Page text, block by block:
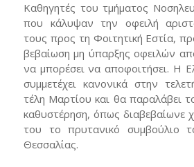
Καθηγητές του τμήματος
που κάλυψαν την οφειλή
τους προς τη Φοιτητική Εστία,
βεβαίωση μη ύπαρξης οφειλών
να μπορέσει να αποφοιτήσει. Η
συμμετέχει κανονικά στην
τέλη Μαρτίου και θα παραλάβει
καθυστέρηση, όπως διαβεβαίωνε
του το πρυτανικό συμβούλιο
Θεσσαλίας.